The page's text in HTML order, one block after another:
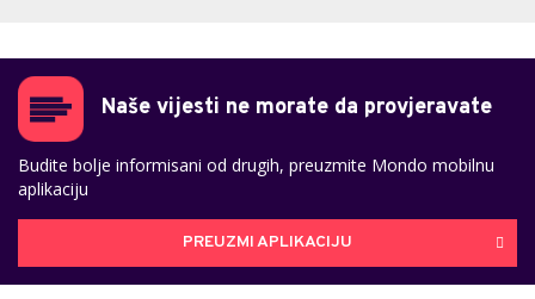
Naše vijesti ne morate da provjeravate
Budite bolje informisani od drugih, preuzmite Mondo mobilnu
aplikaciju
PREUZMI APLIKACIJU